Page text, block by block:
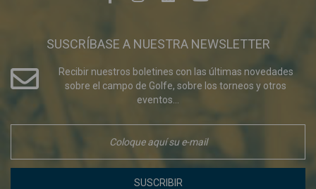
SUSCRÍBASE A NUESTRA NEWSLETTER
Recibir nuestros boletines con las últimas novedades
sobre el campo de Golfe, sobre los torneos y otros
eventos...
SUSCRIBIR